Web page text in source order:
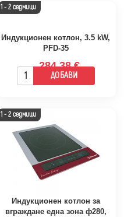
1 - 2 седмици
Индукционен котлон, 3.5 kW,
PFD-35
284.38 €
ДОБАВИ
1 - 2 седмици
Индукционен котлон за
вграждане една зона ф280,